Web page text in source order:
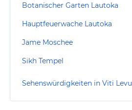
Botanischer Garten Lautoka
Hauptfeuerwache Lautoka
Jame Moschee
Sikh Tempel
Sehenswürdigkeiten in Viti Levu